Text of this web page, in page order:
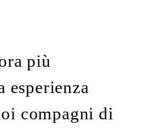
più
esperienza
compagni di